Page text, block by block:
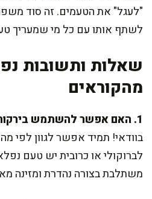
"לעגל" את הטעמים. זה סוד
לשתף אותו עם כל מי שמעריך
שאלות ותשובות
מהקוראים
1. האם אפשר להשתמש בירקות אחרים?
בוודאי! תמיד אפשר לגוון לפי
לברוקולי או כרובית יש טעם
משתלבת בצורה נהדרת ומזינה